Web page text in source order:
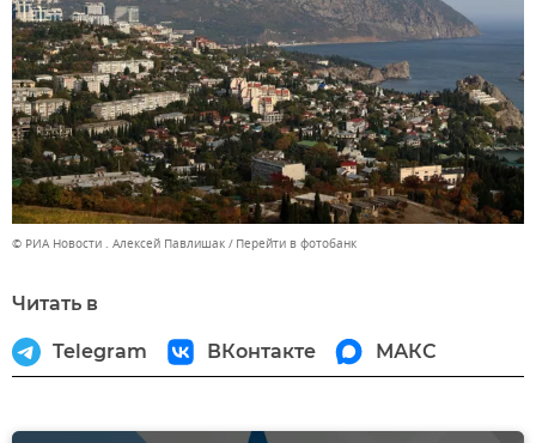
© РИА Новости . Алексей Павлишак Перейти в фотобанк
Читать в
Telegram ВКонтакте МАКС